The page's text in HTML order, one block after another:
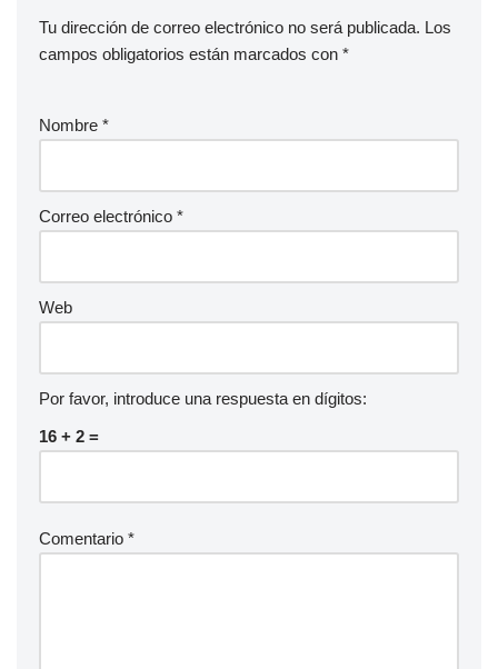
Tu dirección de correo electrónico no será publicada. Los
campos obligatorios están marcados con *
Nombre *
Correo electrónico *
Web
Por favor, introduce una respuesta en dígitos:
16 + 2 =
Comentario *